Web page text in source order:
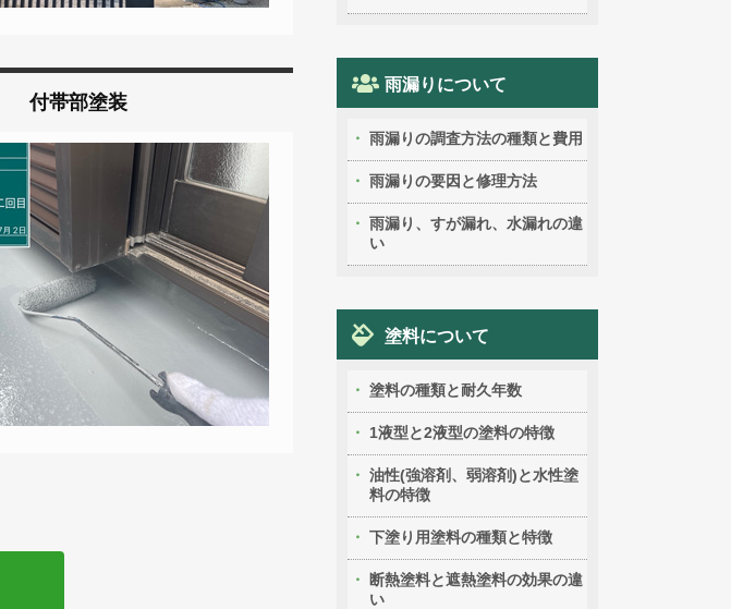
付帯部塗装
雨漏りについて
雨漏りの調査方法の種類と費用
雨漏りの要因と修理方法
雨漏り、すが漏れ、水漏れの違
い
塗料について
塗料の種類と耐久年数
1液型と2液型の塗料の特徴
油性(強溶剤、弱溶剤)と水性塗
料の特徴
下塗り用塗料の種類と特徴
断熱塗料と遮熱塗料の効果の違
い